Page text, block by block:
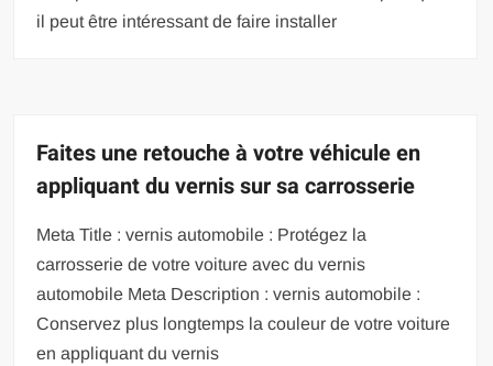
il peut être intéressant de faire installer
Faites une retouche à votre véhicule en
appliquant du vernis sur sa carrosserie
Meta Title : vernis automobile : Protégez la
carrosserie de votre voiture avec du vernis
automobile Meta Description : vernis automobile :
Conservez plus longtemps la couleur de votre voiture
en appliquant du vernis